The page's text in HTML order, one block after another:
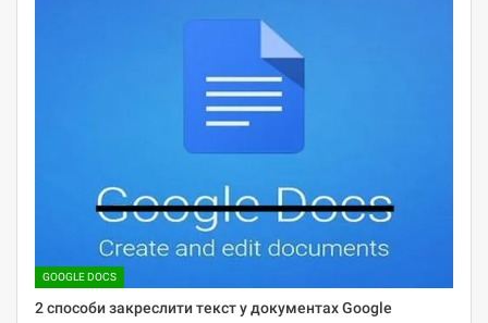
GOOGLE DOCS
2 способи закреслити текст у документах Google